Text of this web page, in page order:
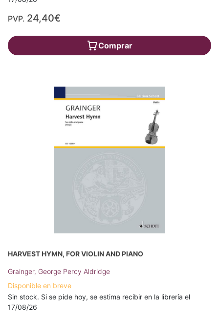
PVP. 24,40€
Comprar
HARVEST HYMN, FOR VIOLIN AND PIANO
Grainger, George Percy Aldridge
Disponible en breve
Sin stock. Si se pide hoy, se estima recibir en la librería el
17/08/26